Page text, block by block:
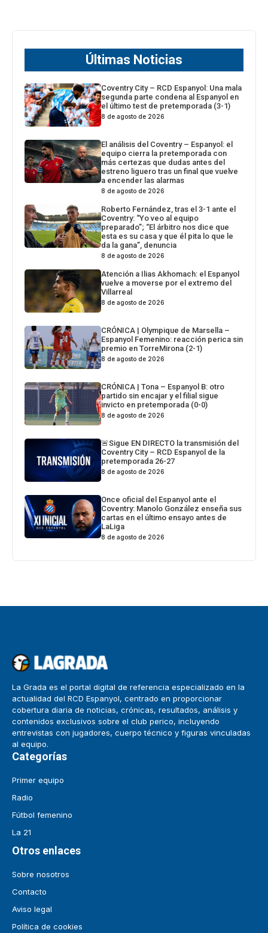
Últimas Noticias
Coventry City – RCD Espanyol: Una mala
segunda parte condena al Espanyol en
el último test de pretemporada (3-1)
8 de agosto de 2026
El análisis del Coventry – Espanyol: el
equipo cierra la pretemporada con
más certezas que dudas antes del
estreno liguero tras un final que vuelve
a encender las alarmas
8 de agosto de 2026
Roberto Fernández, tras el 3-1 ante el
Coventry: “Yo veo al equipo
preparado”; “El árbitro nos dice que
esta es su casa y que él pita lo que le
da la gana”, denuncia
8 de agosto de 2026
Atención a Ilias Akhomach: el Espanyol
vuelve a moverse por el extremo del
Villarreal
8 de agosto de 2026
CRÓNICA | Olympique de Marsella –
Espanyol Femenino: reacción perica sin
premio en TorreMirona (2-1)
8 de agosto de 2026
CRÓNICA | Tona – Espanyol B: otro
partido sin encajar y el filial sigue
invicto en pretemporada (0-0)
8 de agosto de 2026
🚨Sigue EN DIRECTO la transmisión del
Coventry City – RCD Espanyol de la
pretemporada 26-27
8 de agosto de 2026
Once oficial del Espanyol ante el
Coventry: Manolo González enseña sus
cartas en el último ensayo antes de
LaLiga
8 de agosto de 2026
La Grada es el portal digital de referencia especializado en la
actualidad del RCD Espanyol, centrado en proporcionar
cobertura diaria de noticias, crónicas, resultados, análisis y
contenidos exclusivos sobre el club perico, incluyendo
entrevistas con jugadores, cuerpo técnico y figuras vinculadas
al equipo.
Categorías
Primer equipo
Radio
Fútbol femenino
La 21
Otros enlaces
Sobre nosotros
Contacto
Aviso legal
Política de cookies